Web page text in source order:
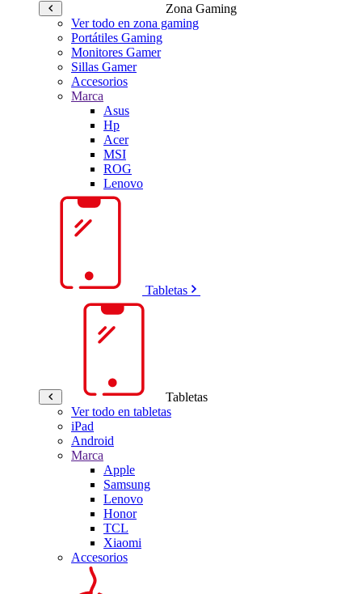
Zona Gaming
Ver todo en zona gaming
Portátiles Gaming
Monitores Gamer
Sillas Gamer
Accesorios
Marca
Asus
Hp
Acer
MSI
ROG
Lenovo
Tabletas
Tabletas
Ver todo en tabletas
iPad
Android
Marca
Apple
Samsung
Lenovo
Honor
TCL
Xiaomi
Accesorios